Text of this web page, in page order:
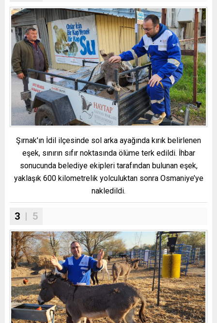
Şırnak'ın İdil ilçesinde sol arka ayağında kırık belirlenen
eşek, sınırın sıfır noktasında ölüme terk edildi. İhbar
sonucunda belediye ekipleri tarafından bulunan eşek,
yaklaşık 600 kilometrelik yolculuktan sonra Osmaniye’ye
nakledildi.
3 | 5